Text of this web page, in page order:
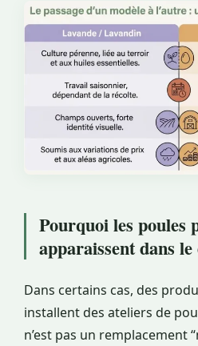
Pourquoi les poules
apparaissent dans
Dans certains cas, des
installent des ateliers de
n’est pas un remplacement